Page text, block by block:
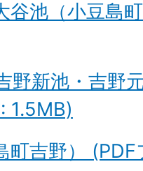
谷池（小豆島
野新池・吉野
1.5MB)
町吉野）